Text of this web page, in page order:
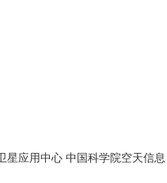
星应用中心 中国科学院空天信息